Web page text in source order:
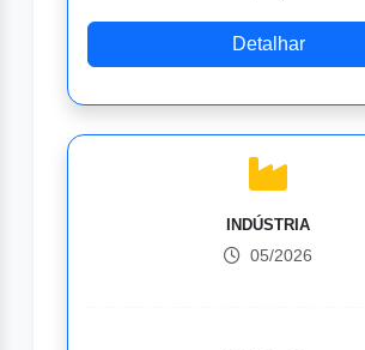
Detalhar
INDÚSTRIA
05/2026